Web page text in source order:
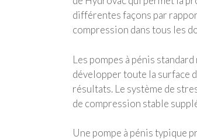
différentes façons par
compression dans tous les
Les pompes à pénis
développer toute la surface
résultats. Le système de
de compression stable
Une pompe à pénis typique